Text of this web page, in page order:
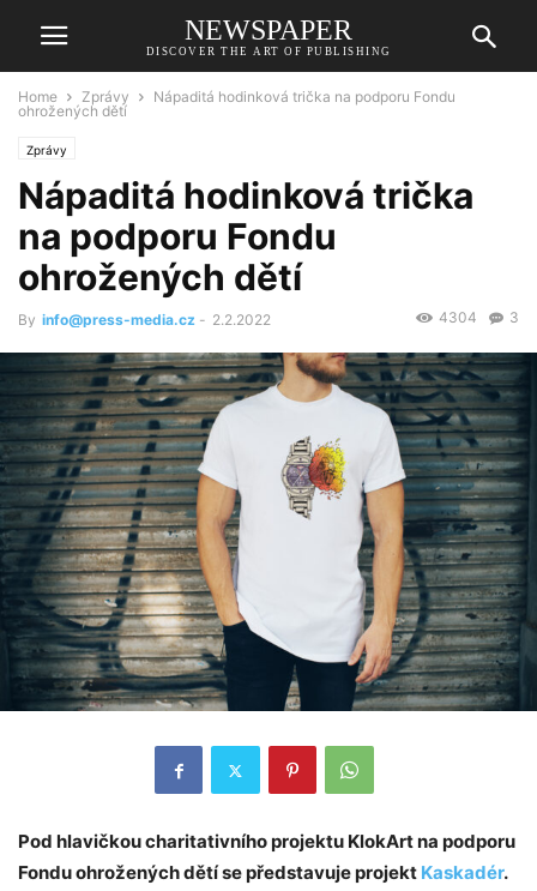
NEWSPAPER
DISCOVER THE ART OF PUBLISHING
Home Zprávy
Nápaditá hodinková trička na podporu Fondu
ohrožených dětí
Zprávy
Nápaditá hodinková trička
na podporu Fondu
ohrožených dětí
By info@press-media.cz - 2.2.2022 3
4304
Pod hlavičkou charitativního projektu KlokArt na podporu
Fondu ohrožených dětí se představuje projekt Kaskadér.